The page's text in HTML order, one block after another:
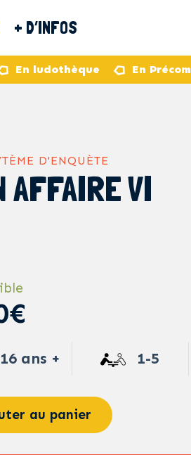
+ D’INFOS
En ludothèque En
D'ENQUÈTE
AFFAIRE VI
16 ans + 1-5
au panier